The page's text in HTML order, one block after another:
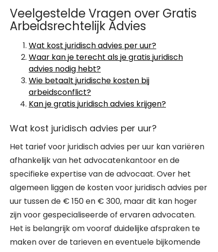
Veelgestelde Vragen over Gratis
Arbeidsrechtelijk Advies
Wat kost juridisch advies per uur?
Waar kan je terecht als je gratis juridisch
advies nodig hebt?
Wie betaalt juridische kosten bij
arbeidsconflict?
Kan je gratis juridisch advies krijgen?
Wat kost juridisch advies per uur?
Het tarief voor juridisch advies per uur kan variëren
afhankelijk van het advocatenkantoor en de
specifieke expertise van de advocaat. Over het
algemeen liggen de kosten voor juridisch advies per
uur tussen de € 150 en € 300, maar dit kan hoger
zijn voor gespecialiseerde of ervaren advocaten.
Het is belangrijk om vooraf duidelijke afspraken te
maken over de tarieven en eventuele bijkomende